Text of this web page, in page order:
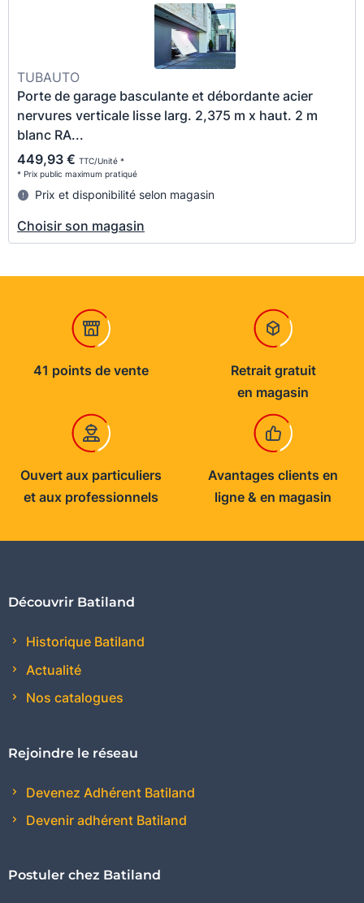
TUBAUTO
Porte de garage basculante et débordante acier
nervures verticale lisse larg. 2,375 m x haut. 2 m
blanc RA...
449,93 € TTC/Unité *
* Prix public maximum pratiqué
Prix et disponibilité selon magasin
Choisir son magasin
41 points de vente
Retrait gratuit
en magasin
Ouvert aux particuliers
et aux professionnels
Avantages clients en
ligne & en magasin
Découvrir Batiland
Historique Batiland
Actualité
Nos catalogues
Rejoindre le réseau
Devenez Adhérent Batiland
Devenir adhérent Batiland
Postuler chez Batiland